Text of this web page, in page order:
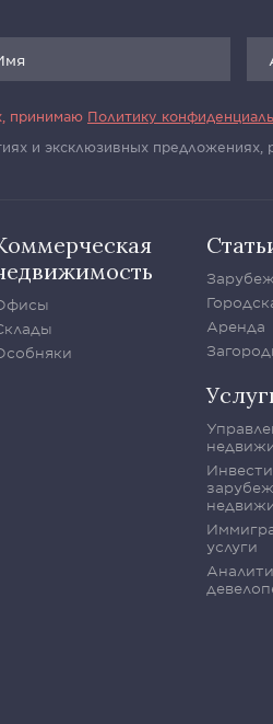
принимаю Политику
и эксклюзивных предложениях,
Аренда
услуги